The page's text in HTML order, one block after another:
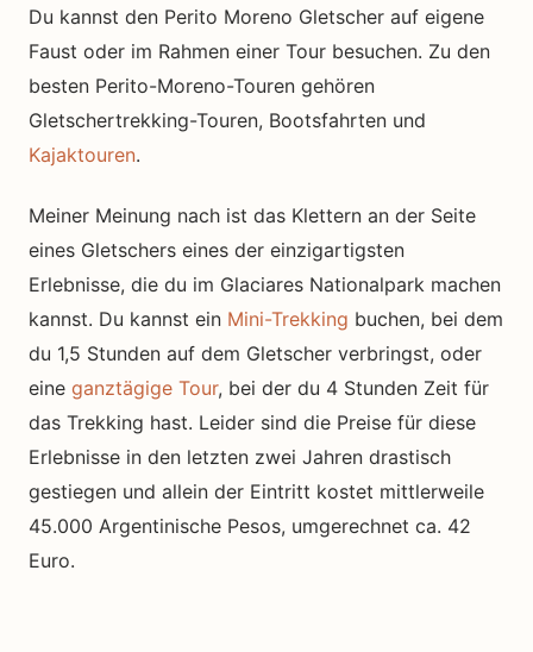
Du kannst den Perito Moreno Gletscher auf eigene
Faust oder im Rahmen einer Tour besuchen. Zu den
besten Perito-Moreno-Touren gehören
Gletschertrekking-Touren, Bootsfahrten und
Kajaktouren.
Meiner Meinung nach ist das Klettern an der Seite
eines Gletschers eines der einzigartigsten
Erlebnisse, die du im Glaciares Nationalpark machen
kannst. Du kannst ein Mini-Trekking buchen, bei dem
du 1,5 Stunden auf dem Gletscher verbringst, oder
eine ganztägige Tour, bei der du 4 Stunden Zeit für
das Trekking hast. Leider sind die Preise für diese
Erlebnisse in den letzten zwei Jahren drastisch
gestiegen und allein der Eintritt kostet mittlerweile
45.000 Argentinische Pesos, umgerechnet ca. 42
Euro.